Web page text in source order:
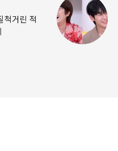
척거린 적